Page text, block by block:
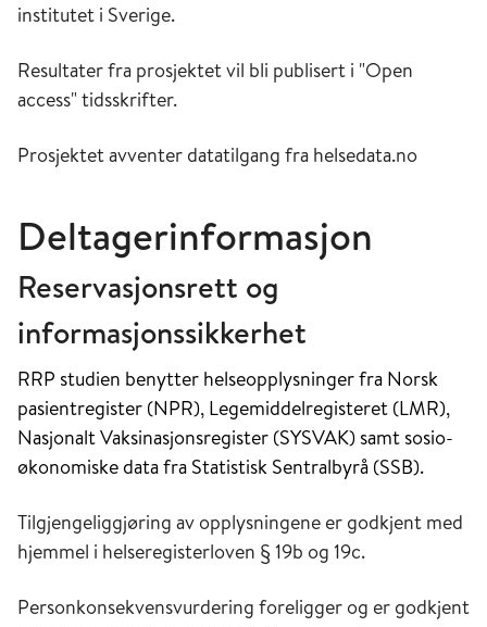
institutet i Sverige.
Resultater fra prosjektet vil bli publisert i "Open
access" tidsskrifter.
Prosjektet avventer datatilgang fra helsedata.no
Deltagerinformasjon
Reservasjonsrett og
informasjonssikkerhet
RRP studien benytter helseopplysninger fra Norsk
pasientregister (NPR), Legemiddelregisteret (LMR),
Nasjonalt Vaksinasjonsregister (SYSVAK) samt sosio-
økonomiske data fra Statistisk Sentralbyrå (SSB).
Tilgjengeliggjøring av opplysningene er godkjent med
hjemmel i helseregisterloven § 19b og 19c.
Personkonsekvensvurdering foreligger og er godkjent